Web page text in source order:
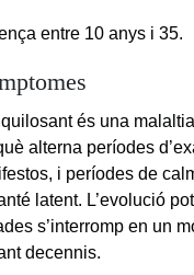
entre 10 anys i 35.
és una
alterna períodes
i períodes de
latent. L’evolució
s’interromp en un
decennis.